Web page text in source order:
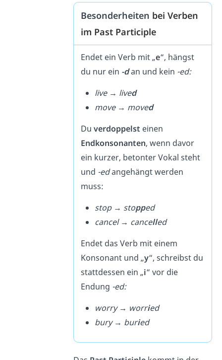
Besonderheiten bei Verben
im Past Participle
Endet ein Verb mit „e“, hängst
du nur ein -dan und kein -ed:
live → lived
move → moved
Du verdoppelst einen
Endkonsonanten, wenn davor
ein kurzer, betonter Vokal steht
und -edangehängt werden
muss:
stop → stopped
cancel → cancelled
Endet das Verb mit einem
Konsonant und „y“, schreibst du
stattdessen ein „i“ vor die
Endung -ed:
worry → worried
bury → buried